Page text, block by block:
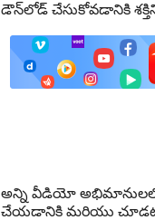
డౌన్‌లోడ్ చేసుకోవడానికి
అన్ని వీడియో అభిమానులలో
చేయడానికి మరియు